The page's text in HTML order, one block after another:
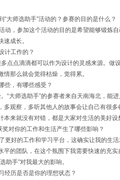
“大师选助手”活动的？参赛的目的是什么？
动，参加这个活动的目的是希望能够锻炼
成长。
计工作的？
点点滴滴都可以作为设计的灵感来源。做
那么就会觉得枯燥，觉得累。
些，有哪些感受？
“大师选助手”的参赛者来自天南海北，能
多观察，多听其他人的故事会让自己有很
本来就没有对错，都是大家对生活的美好设
奖对你的工作和生活产生了哪些影响？
更好的工作和学习平台，这确实让我的生
平的团队，在这个氛围下我需要快速的充
助手”对我最大的影响。
经历是否是你的理想状态？